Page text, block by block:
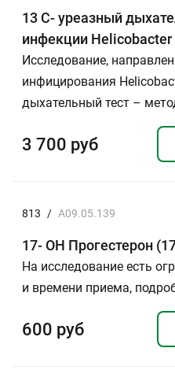
13 С- уреазный
инфекции Helicobacter
Исследование,
инфицирования
дыхательный тест –
3 700 руб
813 / A09.05.139
17- ОН Прогестерон
На исследование есть
и времени приема,
600 руб